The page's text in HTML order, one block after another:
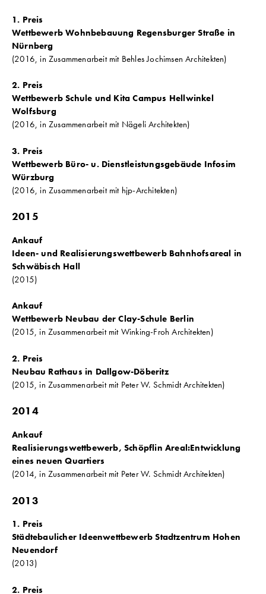
1. Preis
Wettbewerb Wohnbebauung Regensburger Straße in
Nürnberg
(2016, in Zusammenarbeit mit Behles Jochimsen Architekten)
2. Preis
Wettbewerb Schule und Kita Campus Hellwinkel
Wolfsburg
(2016, in Zusammenarbeit mit Nägeli Architekten)
3. Preis
Wettbewerb Büro- u. Dienstleistungsgebäude Infosim
Würzburg
(2016, in Zusammenarbeit mit hjp-Architekten)
2015
Ankauf
Ideen- und Realisierungswettbewerb Bahnhofsareal in
Schwäbisch Hall
(2015)
Ankauf
Wettbewerb Neubau der Clay-Schule Berlin
(2015, in Zusammenarbeit mit Winking-Froh Architekten)
2. Preis
Neubau Rathaus in Dallgow-Döberitz
(2015, in Zusammenarbeit mit Peter W. Schmidt Architekten)
2014
Ankauf
Realisierungswettbewerb, Schöpflin Areal:Entwicklung
eines neuen Quartiers
(2014, in Zusammenarbeit mit Peter W. Schmidt Architekten)
2013
1. Preis
Städtebaulicher Ideenwettbewerb Stadtzentrum Hohen
Neuendorf
(2013)
2. Preis